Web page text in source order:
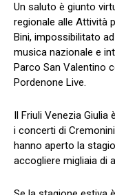
Un saluto è giunto
regionale alle Attività
Bini, impossibilitato
musica nazionale e
Parco San Valentino
Pordenone Live.
Il Friuli Venezia Giulia
i concerti di
hanno aperto la
accogliere migliaia di